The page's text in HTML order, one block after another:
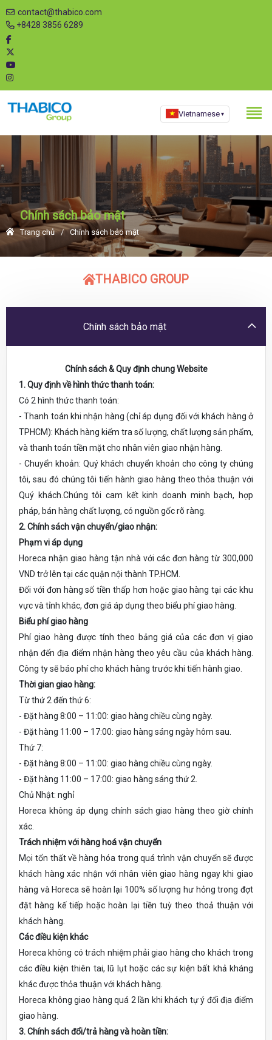
contact@thabico.com
+8428 3856 6289
Vietnamese▾
Chính sách bảo mật
Trang chủ Chính sách bảo mật
THABICO GROUP
Chính sách bảo mật
Chính sách & Quy định chung Website
1. Quy định về hình thức thanh toán:
Có 2 hình thức thanh toán:
- Thanh toán khi nhận hàng (chỉ áp dụng đối với khách hàng ở
TPHCM): Khách hàng kiểm tra số lượng, chất lượng sản phẩm,
và thanh toán tiền mặt cho nhân viên giao nhận hàng.
- Chuyển khoản: Quý khách chuyển khoản cho công ty chúng
tôi, sau đó chúng tôi tiến hành giao hàng theo thỏa thuận với
Quý khách.Chúng tôi cam kết kinh doanh minh bạch, hợp
pháp, bán hàng chất lượng, có nguồn gốc rõ ràng.
2. Chính sách vận chuyển/giao nhận:
Phạm vi áp dụng
Horeca nhận giao hàng tận nhà với các đơn hàng từ 300,000
VND trở lên tại các quận nội thành TP.HCM.
Đối với đơn hàng số tiền thấp hơn hoặc giao hàng tại các khu
vực và tỉnh khác, đơn giá áp dụng theo biểu phí giao hàng.
Biểu phí giao hàng
Phí giao hàng được tính theo bảng giá của các đơn vị giao
nhận đến địa điểm nhận hàng theo yêu cầu của khách hàng.
Công ty sẽ báo phí cho khách hàng trước khi tiến hành giao.
Thời gian giao hàng:
Từ thứ 2 đến thứ 6:
- Đặt hàng 8:00 – 11:00: giao hàng chiều cùng ngày.
- Đặt hàng 11:00 – 17:00: giao hàng sáng ngày hôm sau.
Thứ 7:
- Đặt hàng 8:00 – 11:00: giao hàng chiều cùng ngày.
- Đặt hàng 11:00 – 17:00: giao hàng sáng thứ 2.
Chủ Nhật: nghỉ
Horeca không áp dụng chính sách giao hàng theo giờ chính
xác.
Trách nhiệm với hàng hoá vận chuyển
Mọi tổn thất về hàng hóa trong quá trình vận chuyển sẽ được
khách hàng xác nhận với nhân viên giao hàng ngay khi giao
hàng và Horeca sẽ hoàn lại 100% số lượng hư hỏng trong đợt
đặt hàng kế tiếp hoặc hoàn lại tiền tuỳ theo thoả thuận với
khách hàng.
Các điều kiện khác
Horeca không có trách nhiệm phải giao hàng cho khách trong
các điều kiện thiên tai, lũ lụt hoặc các sự kiện bất khả kháng
khác được thỏa thuận với khách hàng.
Horeca không giao hàng quá 2 lần khi khách tự ý đổi địa điểm
giao hàng.
3. Chính sách đổi/trả hàng và hoàn tiền: